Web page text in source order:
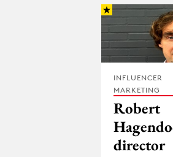
INFLUENCER
MARKETING
Robert
director